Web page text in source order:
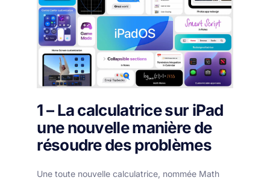
1 – La calculatrice sur iPad
une nouvelle manière de
résoudre des problèmes
Une toute nouvelle calculatrice, nommée Math